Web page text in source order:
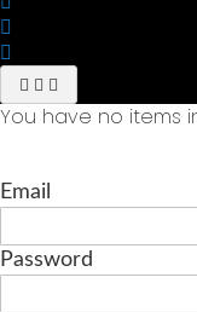
You have no items
Email
Password